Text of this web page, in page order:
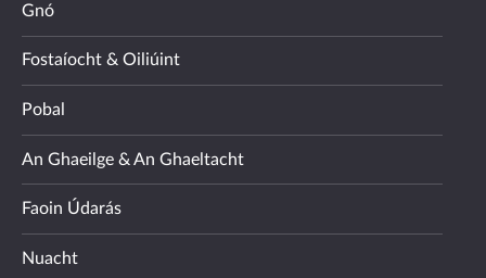
Gnó
Fostaíocht & Oiliúint
Pobal
An Ghaeilge & An Ghaeltacht
Faoin Údarás
Nuacht